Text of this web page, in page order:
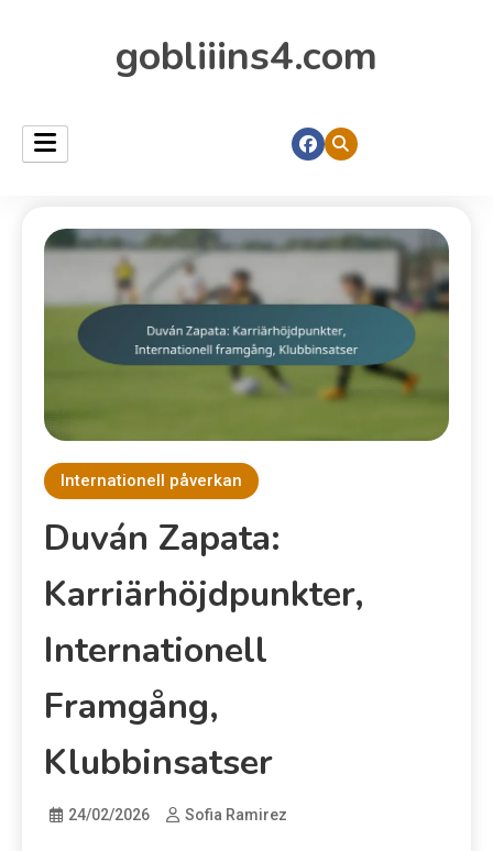
gobliiins4.com
Internationell påverkan
Duván Zapata:
Karriärhöjdpunkter,
Internationell
Framgång,
Klubbinsatser
24/02/2026 Sofia Ramirez